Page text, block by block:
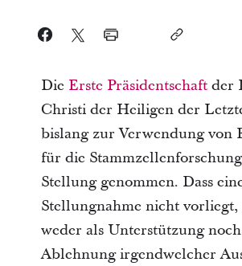
Die Erste Präsidentschaftder
Christi der Heiligen der
bislang zur Verwendung von
für die
Stellung genommen. Dass
Stellungnahme nicht
weder als Unterstützung
Ablehnung irgendwelcher